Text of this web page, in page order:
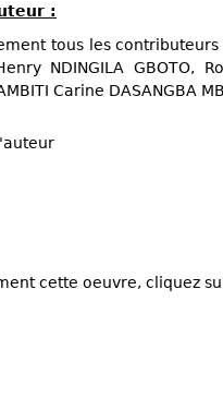
:
tous les
NDINGILA GBOTO,
Carine DASANGBA
cette oeuvre, cliquez